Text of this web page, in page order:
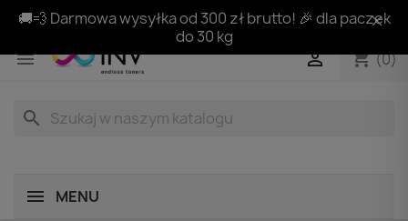
🚚💨 Darmowa wysyłka od 300 zł brutto! 🎉 dla paczek
do 30 kg
 shopping_cart(0)

search
MENU